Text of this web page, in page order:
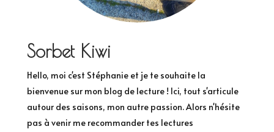
Sorbet Kiwi
Hello, moi c'est Stéphanie et je te souhaite la
bienvenue sur mon blog de lecture ! Ici, tout s'articule
autour des saisons, mon autre passion. Alors n'hésite
pas à venir me recommander tes lectures